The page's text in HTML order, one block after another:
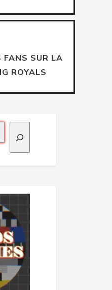
FANS SUR LA
ROYALS